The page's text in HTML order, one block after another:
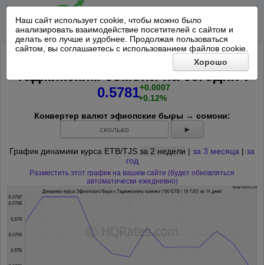
Наш сайт использует cookie, чтобы можно было
анализировать взаимодействие посетителей с сайтом и
делать его лучше и удобнее. Продолжая пользоваться
сайтом, вы соглашаетесь с использованием файлов cookie.
Хорошо
Курс 100 Эфиопский быр к 10
Таджикским сомони насегодня*:
0.5781+0.0007
+0.12%
Конвертер валют эфиопские быры → сомони:
►
График динамики курса ETB/TJS за 2 недели | за 3 месяца | за
год
Разместить этот график на вашем сайте (будет обновляться
автоматически ежедневно)